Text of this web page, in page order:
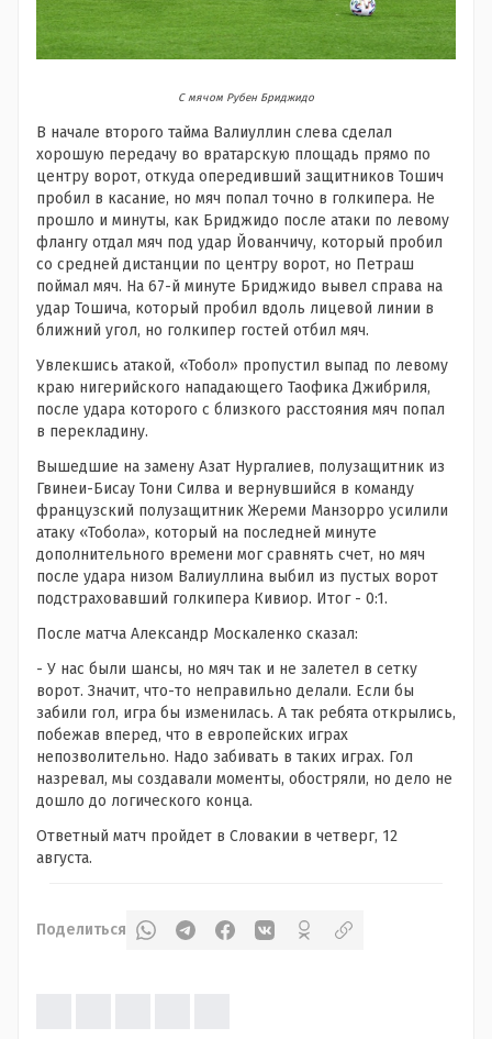
С мячом Рубен Бриджидо
В начале второго тайма Валиуллин слева сделал
хорошую передачу во вратарскую площадь прямо по
центру ворот, откуда опередивший защитников Тошич
пробил в касание, но мяч попал точно в голкипера. Не
прошло и минуты, как Бриджидо после атаки по левому
флангу отдал мяч под удар Йованчичу, который пробил
со средней дистанции по центру ворот, но Петраш
поймал мяч. На 67-й минуте Бриджидо вывел справа на
удар Тошича, который пробил вдоль лицевой линии в
ближний угол, но голкипер гостей отбил мяч.
Увлекшись атакой, «Тобол» пропустил выпад по левому
краю нигерийского нападающего Таофика Джибриля,
после удара которого с близкого расстояния мяч попал
в перекладину.
Вышедшие на замену Азат Нургалиев, полузащитник из
Гвинеи-Бисау Тони Силва и вернувшийся в команду
французский полузащитник Жереми Манзорро усилили
атаку «Тобола», который на последней минуте
дополнительного времени мог сравнять счет, но мяч
после удара низом Валиуллина выбил из пустых ворот
подстраховавший голкипера Кивиор. Итог - 0:1.
После матча Александр Москаленко сказал:
- У нас были шансы, но мяч так и не залетел в сетку
ворот. Значит, что-то неправильно делали. Если бы
забили гол, игра бы изменилась. А так ребята открылись,
побежав вперед, что в европейских играх
непозволительно. Надо забивать в таких играх. Гол
назревал, мы создавали моменты, обостряли, но дело не
дошло до логического конца.
Ответный матч пройдет в Словакии в четверг, 12
августа.
Поделиться